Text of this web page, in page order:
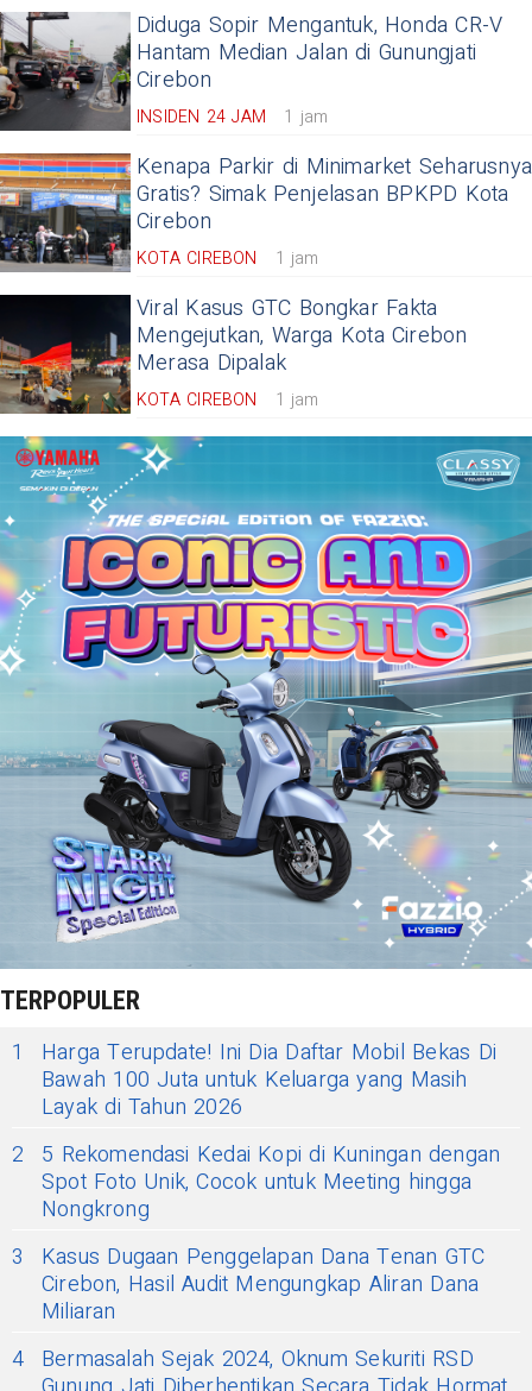
Diduga Sopir Mengantuk, Honda CR-V
Hantam Median Jalan di Gunungjati
Cirebon
INSIDEN 24 JAM 1 jam
Kenapa Parkir di Minimarket Seharusnya
Gratis? Simak Penjelasan BPKPD Kota
Cirebon
KOTA CIREBON 1 jam
Viral Kasus GTC Bongkar Fakta
Mengejutkan, Warga Kota Cirebon
Merasa Dipalak
KOTA CIREBON 1 jam
TERPOPULER
1
Harga Terupdate! Ini Dia Daftar Mobil Bekas Di
Bawah 100 Juta untuk Keluarga yang Masih
Layak di Tahun 2026
2
5 Rekomendasi Kedai Kopi di Kuningan dengan
Spot Foto Unik, Cocok untuk Meeting hingga
Nongkrong
3
Kasus Dugaan Penggelapan Dana Tenan GTC
Cirebon, Hasil Audit Mengungkap Aliran Dana
Miliaran
4 Bermasalah Sejak 2024, Oknum Sekuriti RSD